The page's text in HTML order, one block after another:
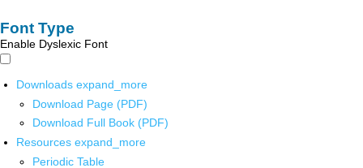
Font Type
Enable Dyslexic Font
Downloads expand_more
Download Page (PDF)
Download Full Book (PDF)
Resources expand_more
Periodic Table